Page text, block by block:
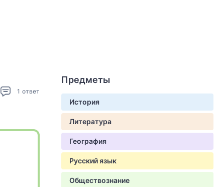
1 ответ
Предметы
История
Литература
География
Русский язык
Обществознание